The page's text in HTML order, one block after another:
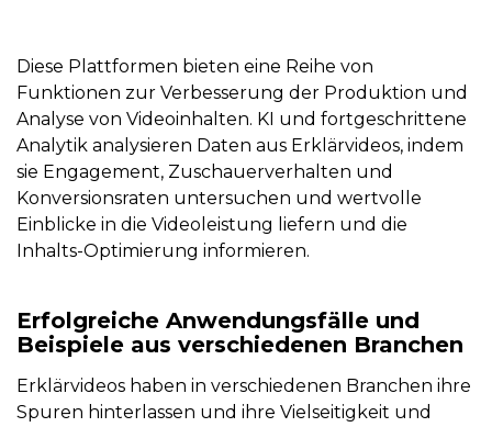
Diese Plattformen bieten eine Reihe von
Funktionen zur Verbesserung der Produktion und
Analyse von Videoinhalten. KI und fortgeschrittene
Analytik analysieren Daten aus Erklärvideos, indem
sie Engagement, Zuschauerverhalten und
Konversionsraten untersuchen und wertvolle
Einblicke in die Videoleistung liefern und die
Inhalts-Optimierung informieren.
Erfolgreiche Anwendungsfälle und
Beispiele aus verschiedenen Branchen
Erklärvideos haben in verschiedenen Branchen ihre
Spuren hinterlassen und ihre Vielseitigkeit und